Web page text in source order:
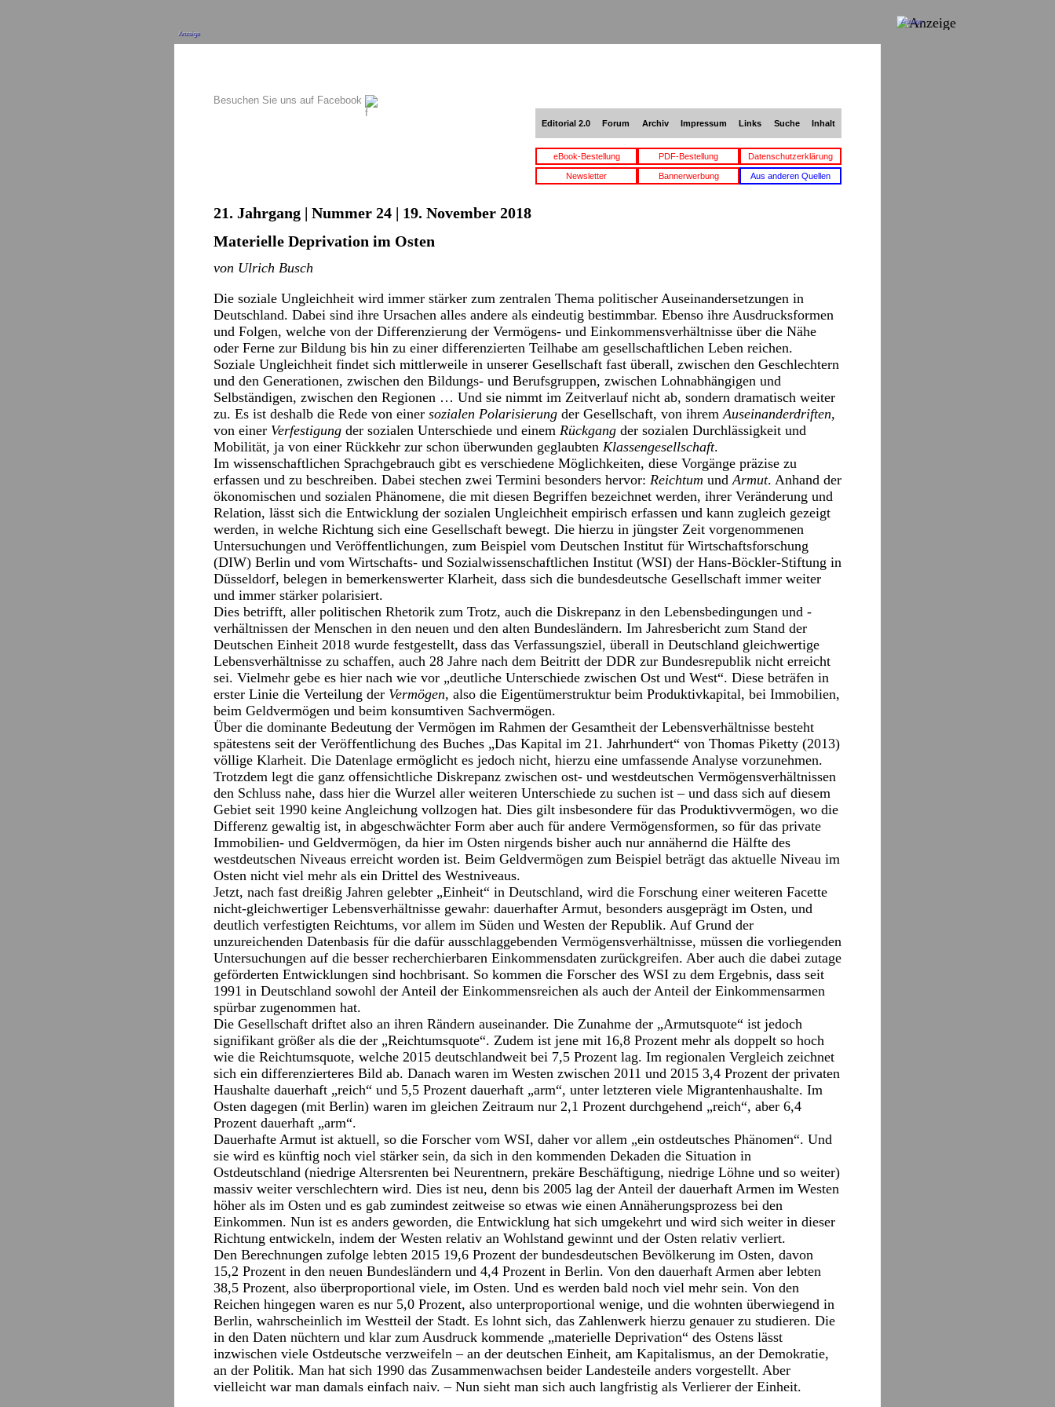
Anzeige
Besuchen Sie uns auf Facebook
Editorial 2.0 Forum Archiv Impressum Links Suche Inhalt
eBook-Bestellung PDF-Bestellung Datenschutzerklärung
Newsletter Bannerwerbung Aus anderen Quellen
21. Jahrgang | Nummer 24 | 19. November 2018
Materielle Deprivation im Osten
von Ulrich Busch
Die soziale Ungleichheit wird immer stärker zum zentralen Thema politischer Auseinandersetzungen in
Deutschland. Dabei sind ihre Ursachen alles andere als eindeutig bestimmbar. Ebenso ihre Ausdrucksformen
und Folgen, welche von der Differenzierung der Vermögens- und Einkommensverhältnisse über die Nähe
oder Ferne zur Bildung bis hin zu einer differenzierten Teilhabe am gesellschaftlichen Leben reichen.
Soziale Ungleichheit findet sich mittlerweile in unserer Gesellschaft fast überall, zwischen den Geschlechtern
und den Generationen, zwischen den Bildungs- und Berufsgruppen, zwischen Lohnabhängigen und
Selbständigen, zwischen den Regionen … Und sie nimmt im Zeitverlauf nicht ab, sondern dramatisch weiter
zu. Es ist deshalb die Rede von einer sozialen Polarisierung der Gesellschaft, von ihremAuseinanderdriften,
von einer Verfestigung der sozialen Unterschiede und einem Rückgang der sozialen Durchlässigkeit und
Mobilität, ja von einer Rückkehr zur schon überwunden geglaubten Klassengesellschaft.
Im wissenschaftlichen Sprachgebrauch gibt es verschiedene Möglichkeiten, diese Vorgänge präzise zu
erfassen und zu beschreiben. Dabei stechen zwei Termini besonders hervor: Reichtum undArmut. Anhand der
ökonomischen und sozialen Phänomene, die mit diesen Begriffen bezeichnet werden, ihrer Veränderung und
Relation, lässt sich die Entwicklung der sozialen Ungleichheit empirisch erfassen und kann zugleich gezeigt
werden, in welche Richtung sich eine Gesellschaft bewegt. Die hierzu in jüngster Zeit vorgenommenen
Untersuchungen und Veröffentlichungen, zum Beispiel vom Deutschen Institut für Wirtschaftsforschung
(DIW) Berlin und vom Wirtschafts- und Sozialwissenschaftlichen Institut (WSI) der Hans-Böckler-Stiftung in
Düsseldorf, belegen in bemerkenswerter Klarheit, dass sich die bundesdeutsche Gesellschaft immer weiter
und immer stärker polarisiert.
Dies betrifft, aller politischen Rhetorik zum Trotz, auch die Diskrepanz in den Lebensbedingungen und -
verhältnissen der Menschen in den neuen und den alten Bundesländern. Im Jahresbericht zum Stand der
Deutschen Einheit 2018 wurde festgestellt, dass das Verfassungsziel, überall in Deutschland gleichwertige
Lebensverhältnisse zu schaffen, auch 28 Jahre nach dem Beitritt der DDR zur Bundesrepublik nicht erreicht
sei. Vielmehr gebe es hier nach wie vor „deutliche Unterschiede zwischen Ost und West“. Diese beträfen in
erster Linie die Verteilung der Vermögen, also die Eigentümerstruktur beim Produktivkapital, bei Immobilien,
beim Geldvermögen und beim konsumtiven Sachvermögen.
Über die dominante Bedeutung der Vermögen im Rahmen der Gesamtheit der Lebensverhältnisse besteht
spätestens seit der Veröffentlichung des Buches „Das Kapital im 21. Jahrhundert“ von Thomas Piketty (2013)
völlige Klarheit. Die Datenlage ermöglicht es jedoch nicht, hierzu eine umfassende Analyse vorzunehmen.
Trotzdem legt die ganz offensichtliche Diskrepanz zwischen ost- und westdeutschen Vermögensverhältnissen
den Schluss nahe, dass hier die Wurzel aller weiteren Unterschiede zu suchen ist – und dass sich auf diesem
Gebiet seit 1990 keine Angleichung vollzogen hat. Dies gilt insbesondere für das Produktivvermögen, wo die
Differenz gewaltig ist, in abgeschwächter Form aber auch für andere Vermögensformen, so für das private
Immobilien- und Geldvermögen, da hier im Osten nirgends bisher auch nur annähernd die Hälfte des
westdeutschen Niveaus erreicht worden ist. Beim Geldvermögen zum Beispiel beträgt das aktuelle Niveau im
Osten nicht viel mehr als ein Drittel des Westniveaus.
Jetzt, nach fast dreißig Jahren gelebter „Einheit“ in Deutschland, wird die Forschung einer weiteren Facette
nicht-gleichwertiger Lebensverhältnisse gewahr: dauerhafter Armut, besonders ausgeprägt im Osten, und
deutlich verfestigten Reichtums, vor allem im Süden und Westen der Republik. Auf Grund der
unzureichenden Datenbasis für die dafür ausschlaggebenden Vermögensverhältnisse, müssen die vorliegenden
Untersuchungen auf die besser recherchierbaren Einkommensdaten zurückgreifen. Aber auch die dabei zutage
geförderten Entwicklungen sind hochbrisant. So kommen die Forscher des WSI zu dem Ergebnis, dass seit
1991 in Deutschland sowohl der Anteil der Einkommensreichen als auch der Anteil der Einkommensarmen
spürbar zugenommen hat.
Die Gesellschaft driftet also an ihren Rändern auseinander. Die Zunahme der „Armutsquote“ ist jedoch
signifikant größer als die der „Reichtumsquote“. Zudem ist jene mit 16,8 Prozent mehr als doppelt so hoch
wie die Reichtumsquote, welche 2015 deutschlandweit bei 7,5 Prozent lag. Im regionalen Vergleich zeichnet
sich ein differenzierteres Bild ab. Danach waren im Westen zwischen 2011 und 2015 3,4 Prozent der privaten
Haushalte dauerhaft „reich“ und 5,5 Prozent dauerhaft „arm“, unter letzteren viele Migrantenhaushalte. Im
Osten dagegen (mit Berlin) waren im gleichen Zeitraum nur 2,1 Prozent durchgehend „reich“, aber 6,4
Prozent dauerhaft „arm“.
Dauerhafte Armut ist aktuell, so die Forscher vom WSI, daher vor allem „ein ostdeutsches Phänomen“. Und
sie wird es künftig noch viel stärker sein, da sich in den kommenden Dekaden die Situation in
Ostdeutschland (niedrige Altersrenten bei Neurentnern, prekäre Beschäftigung, niedrige Löhne und so weiter)
massiv weiter verschlechtern wird. Dies ist neu, denn bis 2005 lag der Anteil der dauerhaft Armen im Westen
höher als im Osten und es gab zumindest zeitweise so etwas wie einen Annäherungsprozess bei den
Einkommen. Nun ist es anders geworden, die Entwicklung hat sich umgekehrt und wird sich weiter in dieser
Richtung entwickeln, indem der Westen relativ an Wohlstand gewinnt und der Osten relativ verliert.
Den Berechnungen zufolge lebten 2015 19,6 Prozent der bundesdeutschen Bevölkerung im Osten, davon
15,2 Prozent in den neuen Bundesländern und 4,4 Prozent in Berlin. Von den dauerhaft Armen aber lebten
38,5 Prozent, also überproportional viele, im Osten. Und es werden bald noch viel mehr sein. Von den
Reichen hingegen waren es nur 5,0 Prozent, also unterproportional wenige, und die wohnten überwiegend in
Berlin, wahrscheinlich im Westteil der Stadt. Es lohnt sich, das Zahlenwerk hierzu genauer zu studieren. Die
in den Daten nüchtern und klar zum Ausdruck kommende „materielle Deprivation“ des Ostens lässt
inzwischen viele Ostdeutsche verzweifeln – an der deutschen Einheit, am Kapitalismus, an der Demokratie,
an der Politik. Man hat sich 1990 das Zusammenwachsen beider Landesteile anders vorgestellt. Aber
vielleicht war man damals einfach naiv. – Nun sieht man sich auch langfristig als Verlierer der Einheit.
Anzeige